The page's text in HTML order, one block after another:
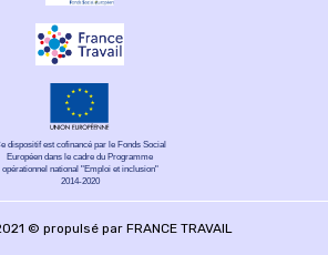
dispositif est cofinancé par le Fonds Social
Européen dans le cadre du Programme
opérationnel national "Emploi et inclusion"
2014-2020
© propulsé par FRANCE TRAVAIL